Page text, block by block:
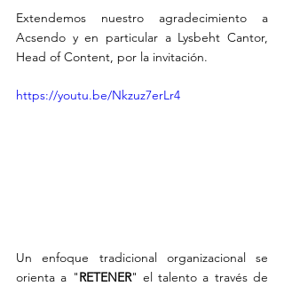
Extendemos nuestro agradecimiento a
Acsendo y en particular a Lysbeht Cantor,
Head of Content, por la invitación.
https://youtu.be/Nkzuz7erLr4
Un enfoque tradicional organizacional se
orienta a "RETENER" el talento a través de